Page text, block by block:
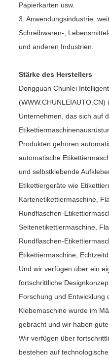
Papierkarten usw.
3. Anwendungsindustrie:
Schreibwaren-,
und anderen Industrien.
Stärke des Herstellers
Dongguan Chunlei
Unternehmen, das sich auf
Produkten gehören
automatische
und selbstklebende
Etikettiergeräte wie
Kartenetikettiermaschine,
Rundflaschen-
Seitenetikettiermaschine,
Rundflaschen-
Etikettiermaschine,
Und wir verfügen über ein
fortschrittliche
Forschung und Entwicklung
Klebemaschine wurde im
gebracht und wir haben
Wir verfügen über
bestehen auf